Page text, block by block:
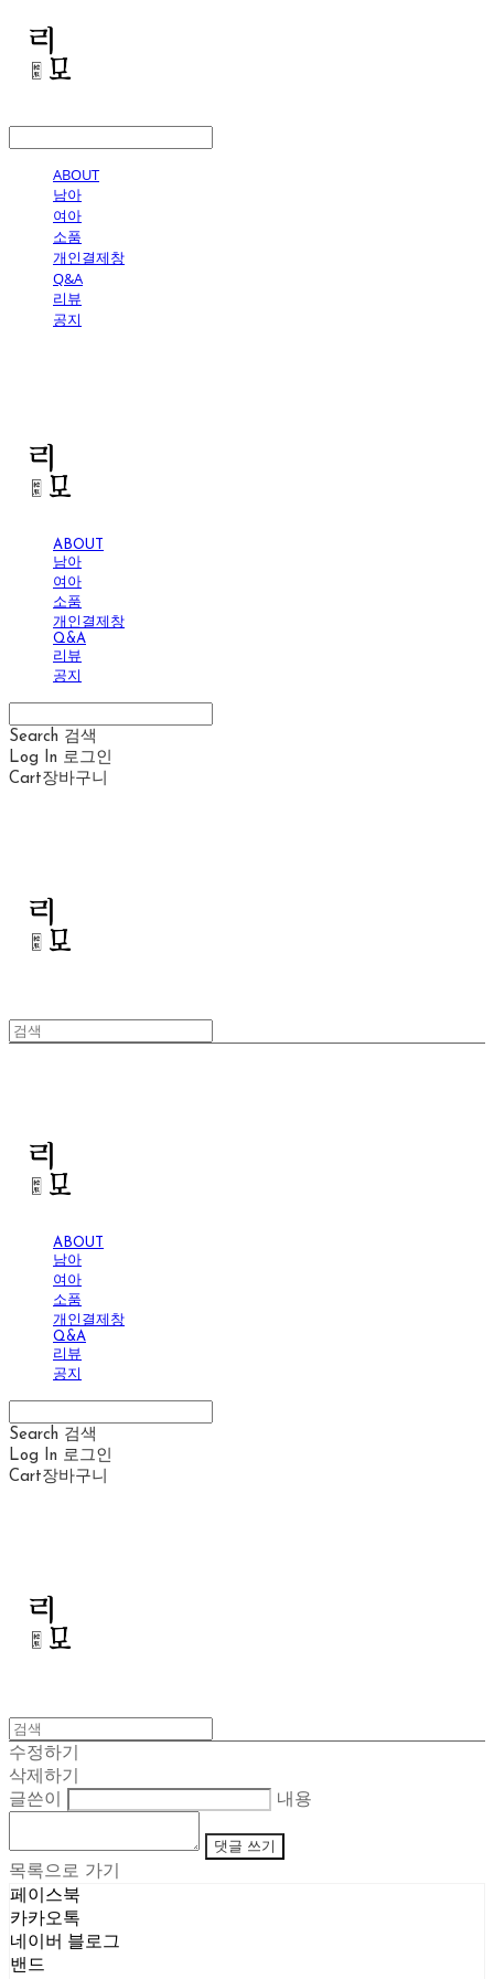
ABOUT
남아
여아
소품
개인결제창
Q&A
리뷰
공지
ABOUT
남아
여아
소품
개인결제창
Q&A
리뷰
공지
Search 검색
Log In 로그인
Cart장바구니
ABOUT
남아
여아
소품
개인결제창
Q&A
리뷰
공지
Search 검색
Log In 로그인
Cart장바구니
수정하기
삭제하기
글쓴이
내용
댓글 쓰기
목록으로 가기
페이스북
카카오톡
네이버 블로그
밴드